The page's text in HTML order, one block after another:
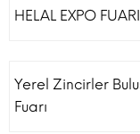
HELAL EXPO FUARI
Yerel Zincirler
Fuarı